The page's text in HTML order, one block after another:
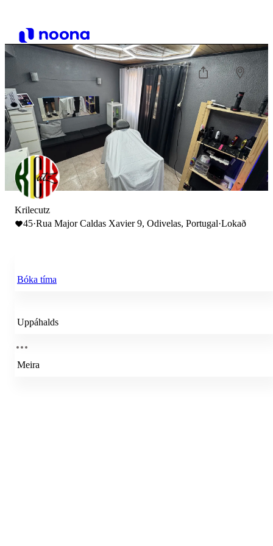
Krilecutz
45·Rua Major Caldas Xavier 9, Odivelas, Portugal·Lokað
Bóka tíma
Uppáhalds
Meira